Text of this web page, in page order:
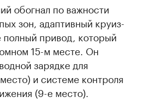
обогнал по важности
зон, адаптивный круиз-
полный привод, который
15-м месте. Он
зарядке для
и системе контроля
(9-е место).